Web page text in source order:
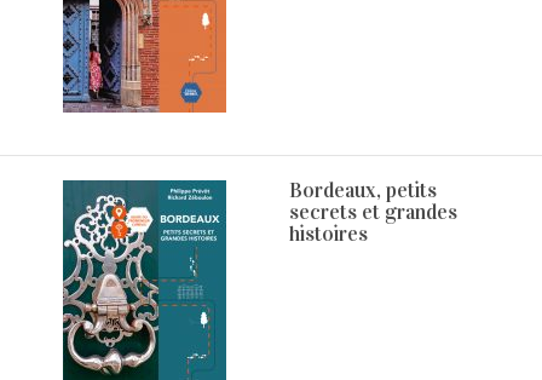
Bordeaux, petits
secrets et grandes
histoires